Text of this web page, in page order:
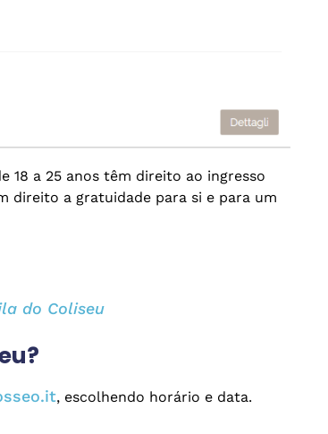
18 a 25 anos têm direito ao ingresso
direito a gratuidade para si e para um
do Coliseu
, escolhendo horário e data.